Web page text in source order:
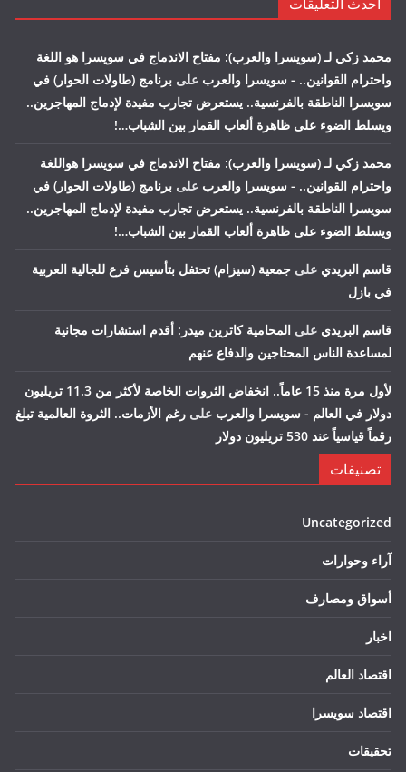
أحدث التعليقات
محمد زكي لـ (سويسرا والعرب): مفتاح الاندماج في سويسرا هو اللغة
واحترام القوانين.. - سويسرا والعرب على برنامج (طاولات الحوار) في
سويسرا الناطقة بالفرنسية.. يستعرض تجارب مفيدة لإدماج المهاجرين..
ويسلط الضوء على ظاهرة ألعاب القمار بين الشباب…!
محمد زكي لـ (سويسرا والعرب): مفتاح الاندماج في سويسرا هواللغة
واحترام القوانين.. - سويسرا والعرب على برنامج (طاولات الحوار) في
سويسرا الناطقة بالفرنسية.. يستعرض تجارب مفيدة لإدماج المهاجرين..
ويسلط الضوء على ظاهرة ألعاب القمار بين الشباب…!
قاسم البريدي على جمعية (سيزام) تحتفل بتأسيس فرع للجالية العربية
في بازل
قاسم البريدي على المحامية كاترين ميدر: أقدم استشارات مجانية
لمساعدة الناس المحتاجين والدفاع عنهم
لأول مرة منذ 15 عاماً.. انخفاض الثروات الخاصة لأكثر من 11.3 تريليون
دولار في العالم - سويسرا والعرب على رغم الأزمات.. الثروة العالمية تبلغ
رقماً قياسياً عند 530 تريليون دولار
تصنيفات
Uncategorized
آراء وحوارات
أسواق ومصارف
اخبار
اقتصاد العالم
اقتصاد سويسرا
تحقيقات